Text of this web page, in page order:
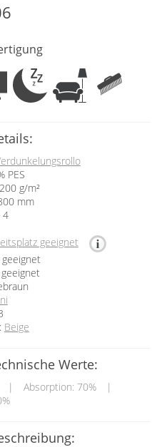
PES
g/m²
mm
4
geeignet
Beige
Werte:
| Absorption: 70%
|